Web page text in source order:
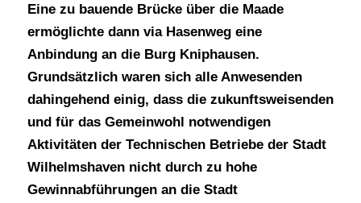
Eine zu bauende Brücke über die Maade
ermöglichte dann via Hasenweg eine
Anbindung an die Burg Kniphausen.
Grundsätzlich waren sich alle Anwesenden
dahingehend einig, dass die zukunftsweisenden
und für das Gemeinwohl notwendigen
Aktivitäten der Technischen Betriebe der Stadt
Wilhelmshaven nicht durch zu hohe
Gewinnabführungen an die Stadt